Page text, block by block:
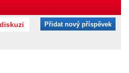
Přidat nový příspěvek